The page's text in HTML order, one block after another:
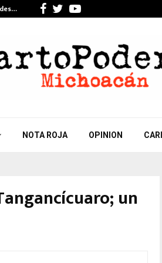
Facebook
TwitterYoutube
NOTA ROJA OPINION
un